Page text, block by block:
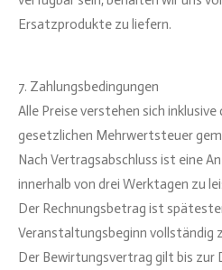
Ersatzprodukte zu liefern.
7. Zahlungsbedingungen
Alle Preise verstehen sich
gesetzlichen Mehrwertsteuer
Nach Vertragsabschluss ist eine
innerhalb von drei Werktagen zu
Der Rechnungsbetrag ist
Veranstaltungsbeginn vollständig
Der Bewirtungsvertrag gilt bis zur